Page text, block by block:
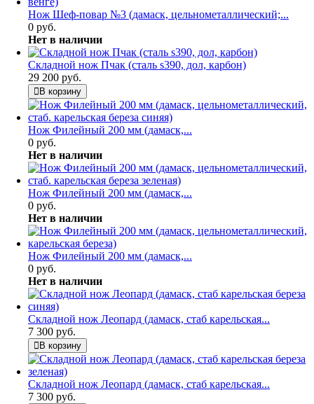
Нож Шеф-повар №3 (дамаск, цельнометаллический;...
0 руб.
Нет в наличии
Складной нож Пчак (сталь s390, дол, карбон)
29 200 руб.
В корзину
Нож Филейный 200 мм (дамаск,...
0 руб.
Нет в наличии
Нож Филейный 200 мм (дамаск,...
0 руб.
Нет в наличии
Нож Филейный 200 мм (дамаск,...
0 руб.
Нет в наличии
Складной нож Леопард (дамаск, стаб карельская...
7 300 руб.
В корзину
Складной нож Леопард (дамаск, стаб карельская...
7 300 руб.